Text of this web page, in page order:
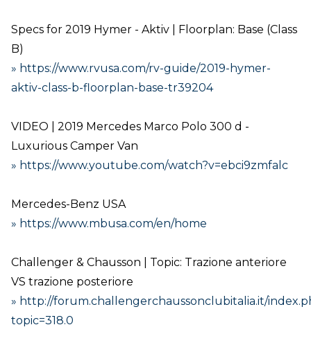
Specs for 2019 Hymer - Aktiv | Floorplan: Base (Class
B)
» https://www.rvusa.com/rv-guide/2019-hymer-
aktiv-class-b-floorplan-base-tr39204
VIDEO | 2019 Mercedes Marco Polo 300 d -
Luxurious Camper Van
» https://www.youtube.com/watch?v=ebci9zmfalc
Mercedes-Benz USA
» https://www.mbusa.com/en/home
Challenger & Chausson | Topic: Trazione anteriore
VS trazione posteriore
» http://forum.challengerchaussonclubitalia.it/
topic=318.0